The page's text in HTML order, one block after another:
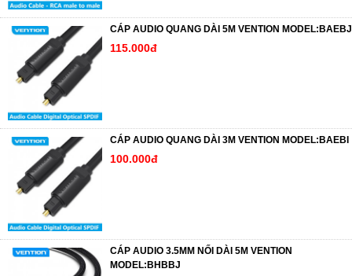
CÁP AUDIO QUANG DÀI 5M VENTION MODEL:BAEBJ
115.000đ
CÁP AUDIO QUANG DÀI 3M VENTION MODEL:BAEBI
100.000đ
CÁP AUDIO 3.5MM NỐI DÀI 5M VENTION
MODEL:BHBBJ